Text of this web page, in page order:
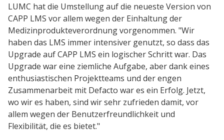
LUMC hat die Umstellung auf die neueste Version von
CAPP LMS vor allem wegen der Einhaltung der
Medizinprodukteverordnung vorgenommen. "Wir
haben das LMS immer intensiver genutzt, so dass das
Upgrade auf CAPP LMS ein logischer Schritt war. Das
Upgrade war eine ziemliche Aufgabe, aber dank eines
enthusiastischen Projektteams und der engen
Zusammenarbeit mit Defacto war es ein Erfolg. Jetzt,
wo wir es haben, sind wir sehr zufrieden damit, vor
allem wegen der Benutzerfreundlichkeit und
Flexibilität, die es bietet."